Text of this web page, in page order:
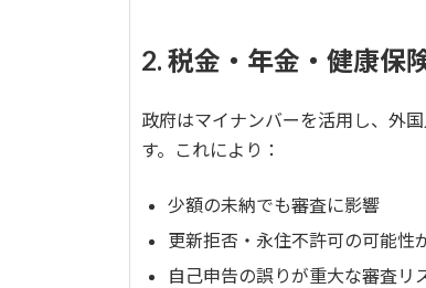
2. 税金・年金・健康保
政府はマイナンバーを活用し、外
す。これにより：
少額の未納でも審査に影響
更新拒否・永住不許可の可能性
自己申告の誤りが重大な審査リ